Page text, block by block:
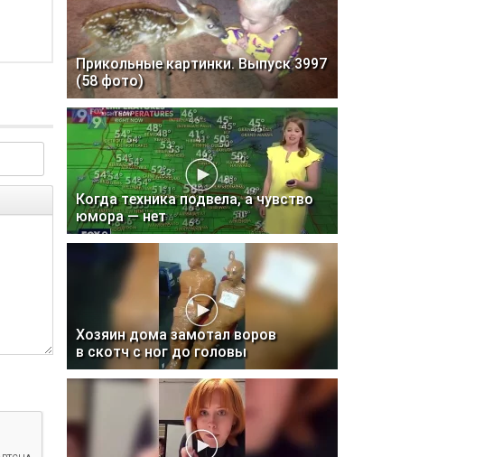
Прикольные картинки. Выпуск 3997
(58 фото)
Когда техника подвела, а чувство
юмора — нет
Хозяин дома замотал воров
в скотч с ног до головы